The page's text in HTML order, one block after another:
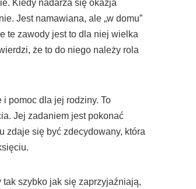
Kiedy nadarza się okazja
Jest namawiana, ale „w domu”
te zawody jest to dla niej wielka
że to do niego należy rola
pomoc dla jej rodziny. To
Jej zadaniem jest pokonać
zdaje się być zdecydowany, która
szybko jak się zaprzyjaźniają,